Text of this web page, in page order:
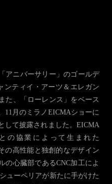
アニバーサリー」のゴールデ
ンティイ・アーツ＆エレガン
た、「ローレンス」をベース
11月のミラノEICMAショーに
して披露されました。EICMA
の協業によって生まれた
の高性能と独創的なデザイン
の心臓部であるCNC加工によ
ューペリアが新たに手がけた